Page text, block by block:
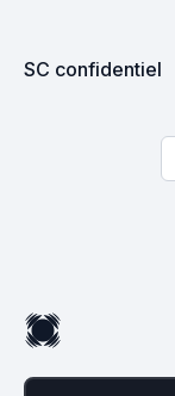
SC confidentiel